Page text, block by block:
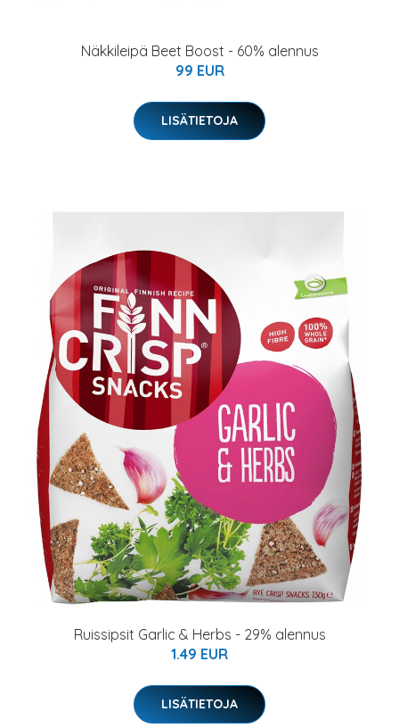
Näkkileipä Beet Boost - 60% alennus
99 EUR
LISÄTIETOJA
Ruissipsit Garlic & Herbs - 29% alennus
1.49 EUR
LISÄTIETOJA